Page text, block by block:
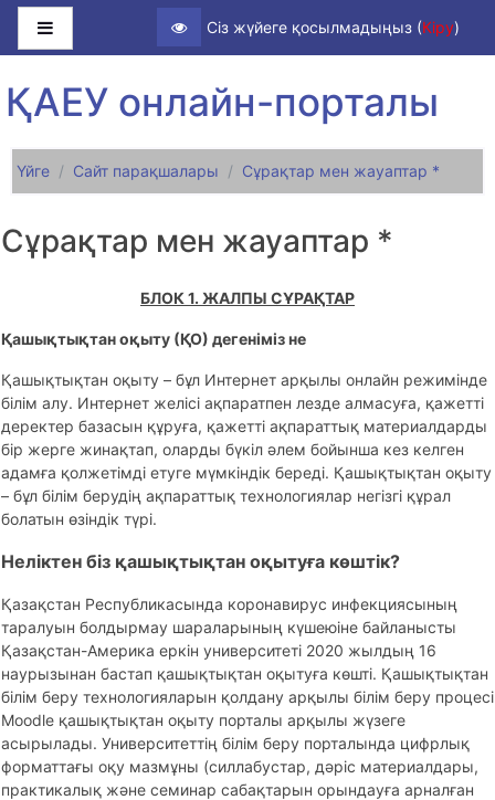
Негізгі мазмұнға
Сіз жүйеге қосылмадыңыз (Кіру)
ҚАЕУ онлайн-порталы
Үйге Сайт парақшалары Сұрақтар мен жауаптар *
Сұрақтар мен жауаптар *
БЛОК 1. ЖАЛПЫ СҰРАҚТАР
Қашықтықтан оқыту (ҚО) дегеніміз не
Қашықтықтан оқыту – бұл Интернет арқылы онлайн режимінде
білім алу. Интернет желісі ақпаратпен лезде алмасуға, қажетті
деректер базасын құруға, қажетті ақпараттық материалдарды
бір жерге жинақтап, оларды бүкіл әлем бойынша кез келген
адамға қолжетімді етуге мүмкіндік береді. Қашықтықтан оқыту
– бұл білім берудің ақпараттық технологиялар негізгі құрал
болатын өзіндік түрі.
Неліктен біз қашықтықтан оқытуға көштік?
Қазақстан Республикасында коронавирус инфекциясының
таралуын болдырмау шараларының күшеюіне байланысты
Қазақстан-Америка еркін университеті 2020 жылдың 16
наурызынан бастап қашықтықтан оқытуға көшті. Қашықтықтан
білім беру технологияларын қолдану арқылы білім беру процесі
Moodle қашықтықтан оқыту порталы арқылы жүзеге
асырылады. Университеттің білім беру порталында цифрлық
форматтағы оқу мазмұны (силлабустар, дәріс материалдары,
практикалық және семинар сабақтарын орындауға арналған